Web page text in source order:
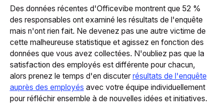
Des données récentes d'Officevibe montrent que 52 %
des responsables ont examiné les résultats de l'enquête
mais n'ont rien fait. Ne devenez pas une autre victime de
cette malheureuse statistique et agissez en fonction des
données que vous avez collectées. N'oubliez pas que la
satisfaction des employés est différente pour chacun,
alors prenez le temps d'en discuter résultats de l'enquête
auprès des employés avec votre équipe individuellement
pour réfléchir ensemble à de nouvelles idées et initiatives.